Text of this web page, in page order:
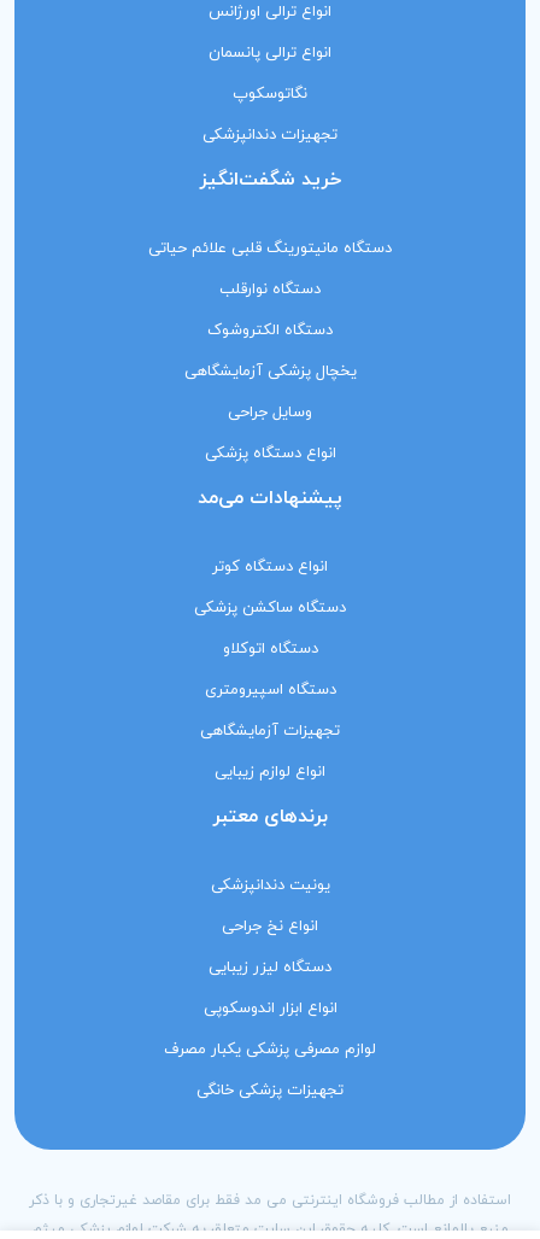
انواع ترالی اورژانس
انواع ترالی پانسمان
نگاتوسکوپ
تجهیزات دندانپزشکی
خرید شگفت‌انگیز
دستگاه مانیتورینگ‌ قلبی علائم حیاتی
دستگاه نوارقلب
دستگاه الکتروشوک
یخچال پزشکی آزمایشگاهی
وسایل جراحی
انواع دستگاه پزشکی
پیشنهادات می‌مد
انواع دستگاه کوتر
دستگاه ساکشن پزشکی
دستگاه اتوکلاو
دستگاه اسپیرومتری
تجهیزات آزمایشگاهی
انواع لوازم زیبایی
برندهای معتبر
یونیت دندانپزشکی
انواع نخ جراحی
دستگاه لیزر زیبایی
انواع ابزار اندوسکوپی
لوازم مصرفی پزشکی یکبار مصرف
تجهیزات پزشکی خانگی
استفاده از مطالب فروشگاه اینترنتی می مد فقط برای مقاصد غیرتجاری و با ذکر
منبع بلامانع است. کلیه حقوق این سایت متعلق به شرکت لوازم پزشکی میثم